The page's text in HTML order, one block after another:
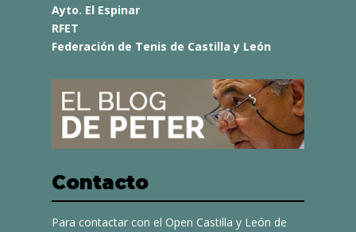
Ayto. El Espinar
RFET
Federación de Tenis de Castilla y León
Contacto
Para contactar con el Open Castilla y León de